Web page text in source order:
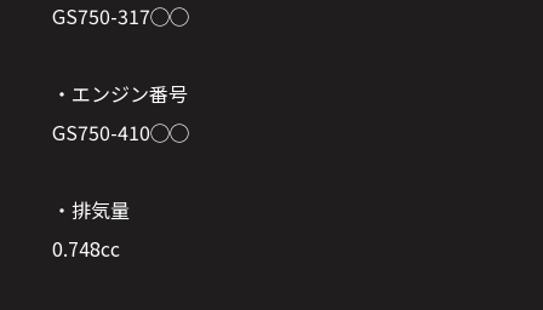
GS750-317◯◯
・エンジン番号
GS750-410◯◯
・排気量
0.748cc